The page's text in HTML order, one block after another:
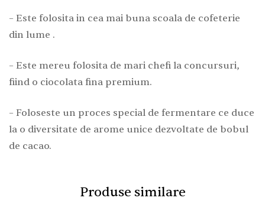
– Este folosita in cea mai buna scoala de cofeterie
din lume .
– Este mereu folosita de mari chefi la concursuri,
fiind o ciocolata fina premium.
– Foloseste un proces special de fermentare ce duce
la o diversitate de arome unice dezvoltate de bobul
de cacao.
Produse similare